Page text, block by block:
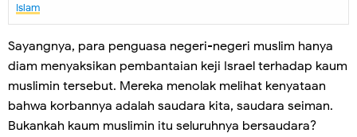
Islam
Sayangnya, para penguasa negeri-negeri muslim hanya
diam menyaksikan pembantaian keji Israel terhadap kaum
muslimin tersebut. Mereka menolak melihat kenyataan
bahwa korbannya adalah saudara kita, saudara seiman.
Bukankah kaum muslimin itu seluruhnya bersaudara?